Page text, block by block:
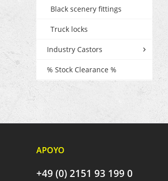
Black scenery fittings
Truck locks
Industry Castors
% Stock Clearance %
APOYO
+49 (0) 2151 93 199 0